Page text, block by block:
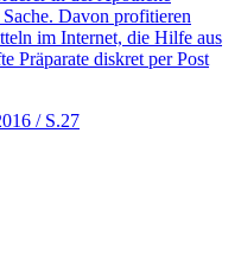
Davon profitieren
im Internet, die Hilfe aus
Präparate diskret per Post
/ S.27